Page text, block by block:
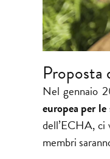
Nel gennaio
europea per
dell’ECHA, ci
membri